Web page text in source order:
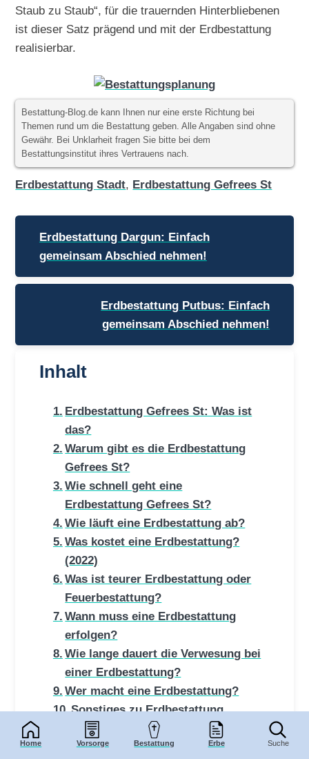
Home Vorsorge Bestattung Erbe Suche
Staub zu Staub“, für die trauernden Hinterbliebenen
ist dieser Satz prägend und mit der Erdbestattung
realisierbar.
Bestattung-Blog.de kann Ihnen nur eine erste Richtung bei
Themen rund um die Bestattung geben. Alle Angaben sind ohne
Gewähr. Bei Unklarheit fragen Sie bitte bei dem
Bestattungsinstitut ihres Vertrauens nach.
Erdbestattung Stadt, Erdbestattung Gefrees St
Beitragsnavigation
Erdbestattung Dargun: Einfach
gemeinsam Abschied nehmen!
Erdbestattung Putbus: Einfach
gemeinsam Abschied nehmen!
Inhalt
Erdbestattung Gefrees St: Was ist
das?
Warum gibt es die Erdbestattung
Gefrees St?
Wie schnell geht eine
Erdbestattung Gefrees St?
Wie läuft eine Erdbestattung ab?
Was kostet eine Erdbestattung?
(2022)
Was ist teurer Erdbestattung oder
Feuerbestattung?
Wann muss eine Erdbestattung
erfolgen?
Wie lange dauert die Verwesung bei
einer Erdbestattung?
Wer macht eine Erdbestattung?
Sonstiges zu Erdbestattung
Gefrees St
Die stille Beisetzung